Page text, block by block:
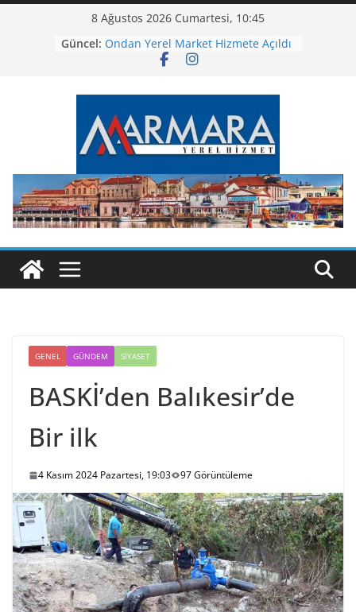
8 Ağustos 2026 Cumartesi, 10:45
Güncel: Ondan Yerel Market Hizmete Açıldı
BASAF’ta Kadınlar Günü Sergisi
Bandırma Ortaokulu Yeni Binasına
Altıeylül’den Bayram Öncesi
Temizlik Seferberliği
GENEL GÜNDEM SIYASET
BASKİ’den Balıkesir’de
Bir ilk
4 Kasım 2024 Pazartesi, 19:03 97 Görüntüleme